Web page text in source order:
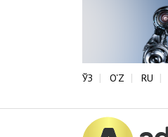
ЎЗ O‘Z RU